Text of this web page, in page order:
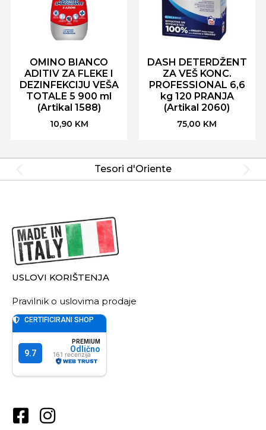
OMINO BIANCO
ADITIV ZA FLEKE I
DEZINFEKCIJU VEŠA
TOTALE 5 900 ml
(Artikal 1588)
10,90 KM
DASH DETERDŽENT
ZA VEŠ KONC.
PROFESSIONAL 6,6
kg 120 PRANJA
(Artikal 2060)
75,00 KM
Tesori d'Oriente
USLOVI KORIŠTENJA
Pravilnik o uslovima prodaje